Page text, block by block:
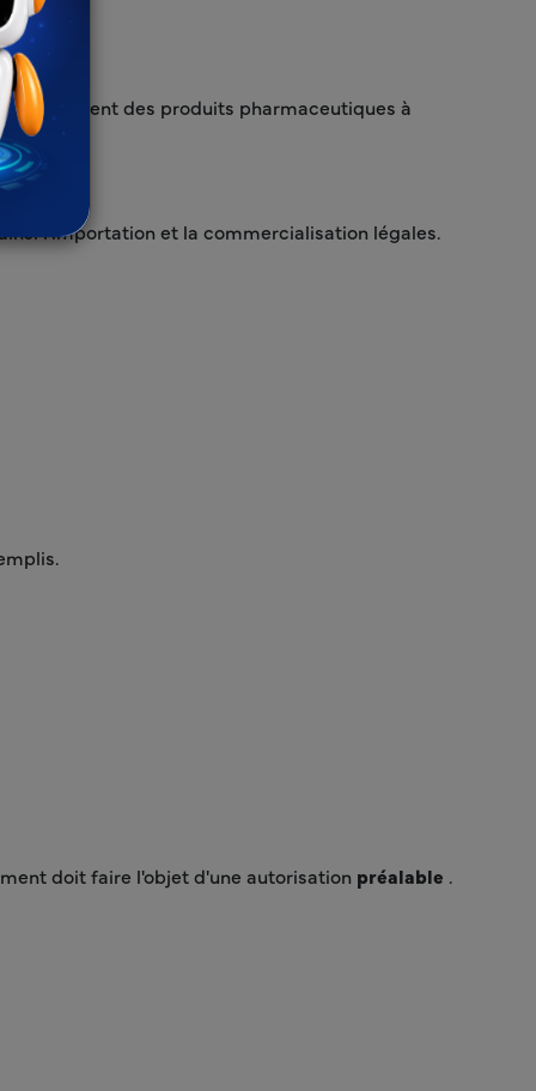
des produits pharmaceutiques à
l'importation et la commercialisation légales.
doit faire l'objet d'une autorisation préalable .